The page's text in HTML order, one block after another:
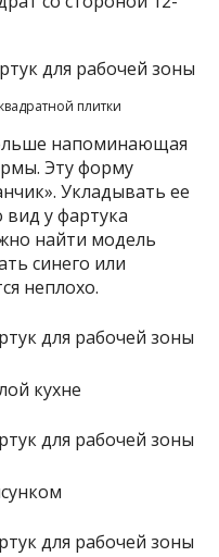
плитки
напоминающая
Эту форму
Укладывать ее
у фартука
найти модель
синего или
неплохо.
кухне